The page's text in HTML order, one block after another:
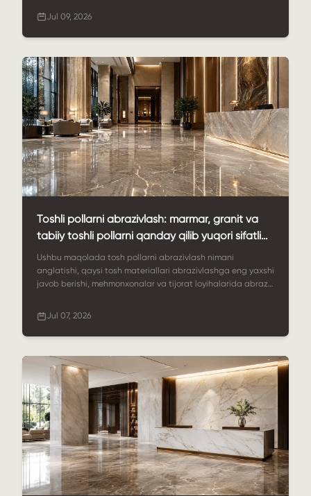
qoplamalari, maxsus o'lchamlar, sifat nazorati,
qanday qo'llab-quvvatlashi yoritilgan.
Jul 09, 2026
Toshli pollarni abrazivlash: marmar, granit va
tabiiy toshli pollarni qanday qilib yuqori sifatli
ko'rinishda saqlash mumkin
Ushbu maqolada tosh pollarni abrazivlash nimani
anglatishi, qaysi tosh materiallari abrazivlashga eng yaxshi
javob berishi, mehmonxonalar va tijorat loyihalarida abraziv
qiymat uchun StoneSale'dan bardoshli tosh pollarni
qanday tanlashlari mumkinligi tushuntiriladi.
Jul 07, 2026